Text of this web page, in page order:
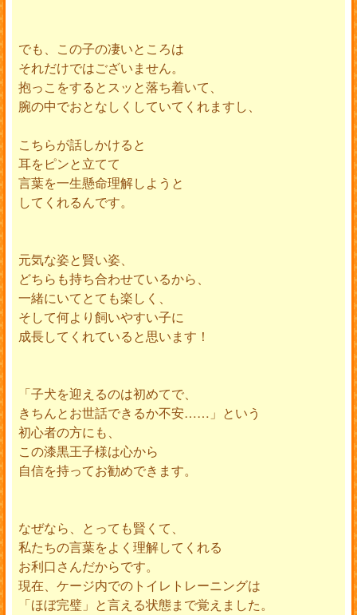
でも、この子の凄いところは
それだけではございません。
抱っこをするとスッと落ち着いて、
腕の中でおとなしくしていてくれますし、
こちらが話しかけると
耳をピンと立てて
言葉を一生懸命理解しようと
してくれるんです。
元気な姿と賢い姿、
どちらも持ち合わせているから、
一緒にいてとても楽しく、
そして何より飼いやすい子に
成長してくれていると思います！
「子犬を迎えるのは初めてで、
きちんとお世話できるか不安……」という
初心者の方にも、
この漆黒王子様は心から
自信を持ってお勧めできます。
なぜなら、とっても賢くて、
私たちの言葉をよく理解してくれる
お利口さんだからです。
現在、ケージ内でのトイレトレーニングは
「ほぼ完璧」と言える状態まで覚えました。